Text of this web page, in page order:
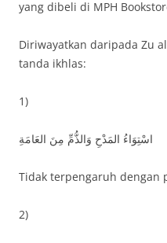
yang dibeli di MPH
Diriwayatkan daripada Zu
tanda ikhlas:
1)
اسْتِوَاءُ المَدْحِ وَالذُّمِّ مِنَ العَامَةِ
Tidak terpengaruh dengan
2)